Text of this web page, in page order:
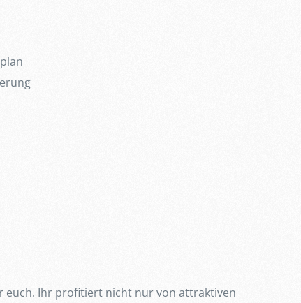
euch. Ihr profitiert nicht nur von attraktiven